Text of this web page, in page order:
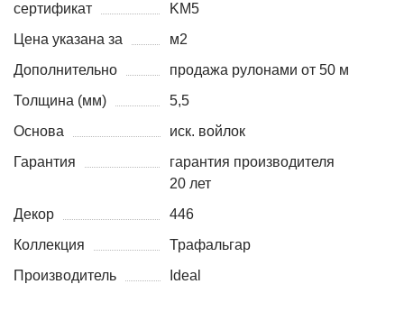
сертификат
KM5
Цена указана за
м2
Дополнительно
продажа рулонами от 50 м
Толщина (мм)
5,5
Основа
иск. войлок
Гарантия
гарантия производителя
20 лет
Декор
446
Коллекция
Трафальгар
Производитель
Ideal